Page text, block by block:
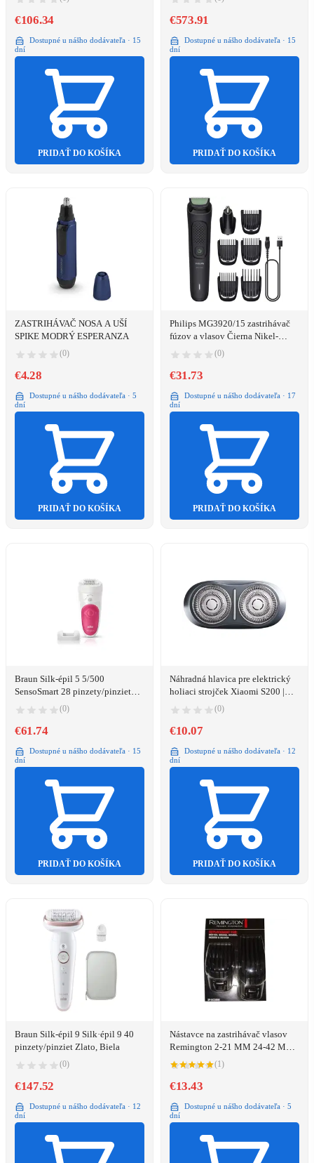
€106.34
Dostupné u nášho dodávateľa · 15
dní
PRIDAŤ DO KOŠÍKA
€573.91
Dostupné u nášho dodávateľa · 15
dní
PRIDAŤ DO KOŠÍKA
ZASTRIHÁVAČ NOSA A UŠÍ
SPIKE MODRÝ ESPERANZA
(0)
€4.28
Dostupné u nášho dodávateľa · 5
dní
PRIDAŤ DO KOŠÍKA
Philips MG3920/15 zastrihávač
fúzov a vlasov Čierna Nikel-
Metal Hydrid (nimh)
(0)
€31.73
Dostupné u nášho dodávateľa · 17
dní
PRIDAŤ DO KOŠÍKA
Braun Silk-épil 5 5/500
SensoSmart 28 pinzety/pinziet
Ružová, Biela
(0)
€61.74
Dostupné u nášho dodávateľa · 15
dní
PRIDAŤ DO KOŠÍKA
Náhradná hlavica pre elektrický
holiaci strojček Xiaomi S200 |
(0)
€10.07
Dostupné u nášho dodávateľa · 12
dní
PRIDAŤ DO KOŠÍKA
Braun Silk-épil 9 Silk·épil 9 40
pinzety/pinziet Zlato, Biela
(0)
€147.52
Dostupné u nášho dodávateľa · 12
dní
Nástavce na zastrihávač vlasov
Remington 2-21 MM 24-42 MM
SP-HC5000 (1)
€13.43
Dostupné u nášho dodávateľa · 5
dní